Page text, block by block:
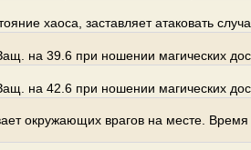
хаоса, заставляет атаковать
на 39.6 при ношении магических
на 42.6 при ношении магических
окружающих врагов на месте. Время